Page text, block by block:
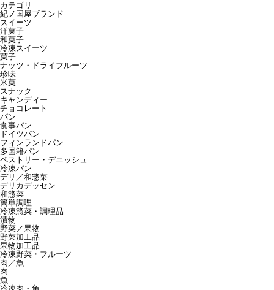
カテゴリ
紀ノ国屋ブランド
スイーツ
洋菓子
和菓子
冷凍スイーツ
菓子
ナッツ・ドライフルーツ
珍味
米菓
スナック
キャンディー
チョコレート
パン
食事パン
ドイツパン
フィンランドパン
多国籍パン
ペストリー・デニッシュ
冷凍パン
デリ／和惣菜
デリカデッセン
和惣菜
簡単調理
冷凍惣菜・調理品
漬物
野菜／果物
野菜加工品
果物加工品
冷凍野菜・フルーツ
肉／魚
肉
魚